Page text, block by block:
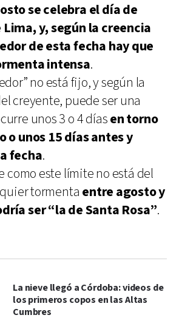
se celebra el día de
Lima, y, según la creencia
de esta fecha hay que
intensa.
no está fijo, y según la
creyente, puede ser una
unos 3 o 4 díasen torno
o unos 15 días antes y
fecha.
como este límite no está del
tormenta entre agosto y
ser “la de Santa Rosa”.
La nieve llegó a Córdoba: videos de
los primeros copos en las Altas
Cumbres